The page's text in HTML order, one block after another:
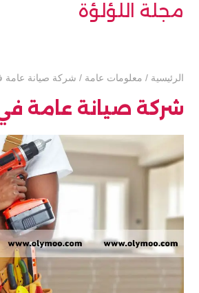
مجلة اللؤلؤة
الرئيسية / معلومات عامة / شركة صيانة عامة
شركة صيانة عامة